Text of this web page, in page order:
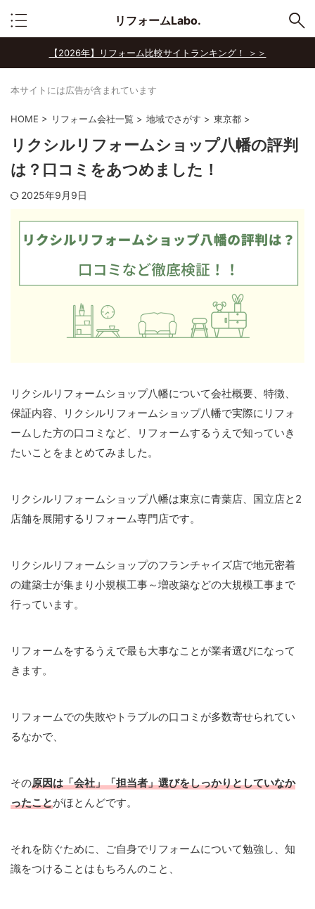
リフォームLabo.
【2026年】リフォーム比較サイトランキング！ ＞＞
本サイトには広告が含まれています
HOME > リフォーム会社一覧 > 地域でさがす > 東京都 >
リクシルリフォームショップ八幡の評判
は？口コミをあつめました！
2025年9月9日
リクシルリフォームショップ八幡について会社概要、特徴、
保証内容、リクシルリフォームショップ八幡で実際にリフォ
ームした方の口コミなど、リフォームするうえで知っていき
たいことをまとめてみました。
リクシルリフォームショップ八幡は東京に青葉店、国立店と2
店舗を展開するリフォーム専門店です。
リクシルリフォームショップのフランチャイズ店で地元密着
の建築士が集まり小規模工事～増改築などの大規模工事まで
行っています。
リフォームをするうえで最も大事なことが業者選びになって
きます。
リフォームでの失敗やトラブルの口コミが多数寄せられてい
るなかで、
その原因は「会社」「担当者」選びをしっかりとしていなか
ったことがほとんどです。
それを防ぐために、ご自身でリフォームについて勉強し、知
識をつけることはもちろんのこと、